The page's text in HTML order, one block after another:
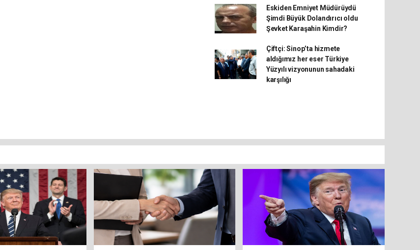
Eskiden Emniyet Müdürüydü
Şimdi Büyük Dolandırıcı oldu
Şevket Karaşahin Kimdir?
Çiftçi: Sinop’ta hizmete
aldığımız her eser Türkiye
Yüzyılı vizyonunun sahadaki
karşılığı